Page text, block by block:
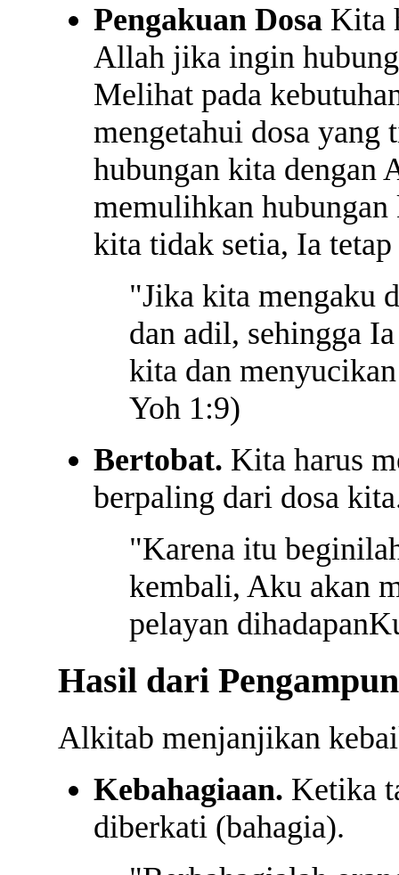
Pengakuan Dosa Kita
Allah jika ingin
Melihat pada
mengetahui dosa yang
hubungan kita dengan
memulihkan
kita tidak setia, Ia
"Jika kita mengaku
dan adil, sehingga
kita dan
Yoh 1:9)
Bertobat. Kita harus
berpaling dari dosa
"Karena itu
kembali, Aku akan
pelayan
Hasil dari
Alkitab menjanjikan
Kebahagiaan. Ketika
diberkati (bahagia).